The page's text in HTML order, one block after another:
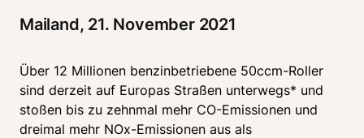
Mailand, 21. November 2021
Über 12 Millionen benzinbetriebene 50ccm-Roller
sind derzeit auf Europas Straßen unterwegs* und
stoßen bis zu zehnmal mehr CO-Emissionen und
dreimal mehr NOx-Emissionen aus als